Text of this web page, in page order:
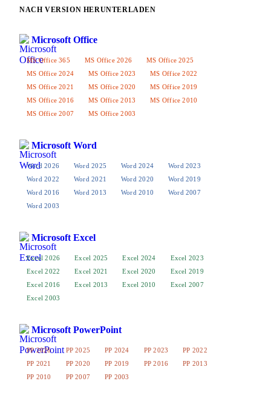
NACH VERSION HERUNTERLADEN
Microsoft Office
MS Office 365 MS Office 2026
MS Office 2025
MS Office 2024
MS Office 2023
MS Office 2022
MS Office 2021
MS Office 2020
MS Office 2019
MS Office 2016
MS Office 2013
MS Office 2010
MS Office 2007
MS Office 2003
Microsoft Word
Word 2026 Word 2025 Word 2024
Word 2023
Word 2022
Word 2021 Word 2020
Word 2019
Word 2016
Word 2013 Word 2010
Word 2007
Word 2003
Microsoft Excel
Excel 2026 Excel 2025 Excel 2024
Excel 2023
Excel 2022
Excel 2021 Excel 2020
Excel 2019
Excel 2016
Excel 2013 Excel 2010
Excel 2007
Excel 2003
Microsoft PowerPoint
PP 2026 PP 2025 PP 2024 PP 2023
PP 2022
PP 2021
PP 2020 PP 2019 PP 2016
PP 2013
PP 2010
PP 2007 PP 2003